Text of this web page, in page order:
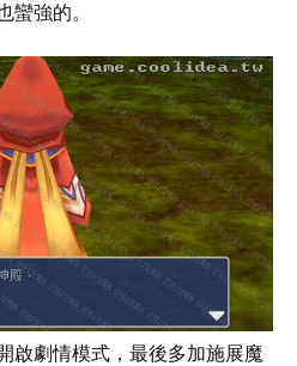
蠻強的。
啟劇情模式，最後多加施展魔